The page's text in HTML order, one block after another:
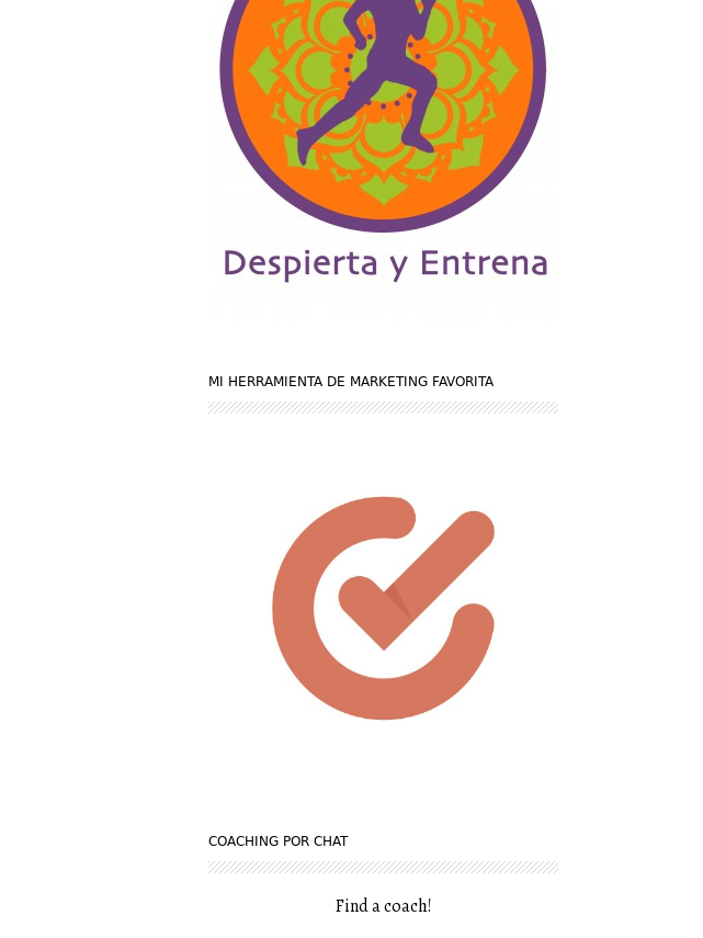
MI HERRAMIENTA DE MARKETING FAVORITA
COACHING POR CHAT
Find a coach!